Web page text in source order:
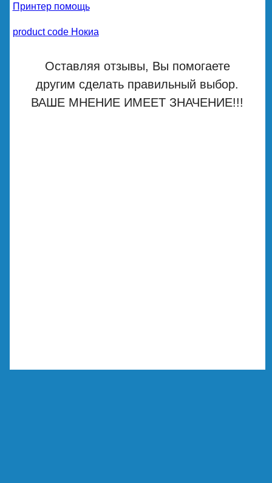
Принтер помощь
product code Нокиа
Оставляя отзывы, Вы помогаете
другим сделать правильный выбор.
ВАШЕ МНЕНИЕ ИМЕЕТ ЗНАЧЕНИЕ!!!